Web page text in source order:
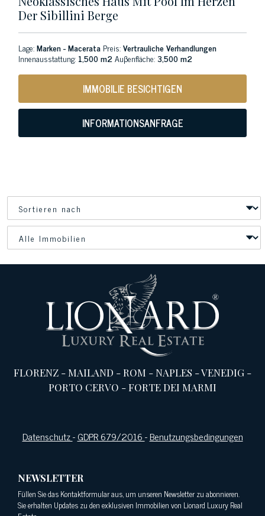
Der Sibillini Berge
Lage:Marken - Macerata Preis:Vertrauliche Verhandlungen
Innenausstattung: 1,500 m2Auβenfläche:3,500 m2
IMMOBILIE BESICHTIGEN
INFORMATIONSANFRAGE
FLORENZ -MAILAND -ROM -NAPLES -VENEDIG -
PORTO CERVO -FORTE DEI MARMI
Datenschutz-GDPR 679/2016-Benutzungsbedingungen
NEWSLETTER
Füllen Sie das Kontaktformular aus, um unseren Newsletter zu abonnieren.
Sie erhalten Updates zu den exklusiven Immobilien von Lionard Luxury Real